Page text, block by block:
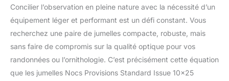
Concilier l’observation en pleine nature avec la nécessité d’un
équipement léger et performant est un défi constant. Vous
recherchez une paire de jumelles compacte, robuste, mais
sans faire de compromis sur la qualité optique pour vos
randonnées ou l’ornithologie. C’est précisément cette équation
que les jumelles Nocs Provisions Standard Issue 10×25